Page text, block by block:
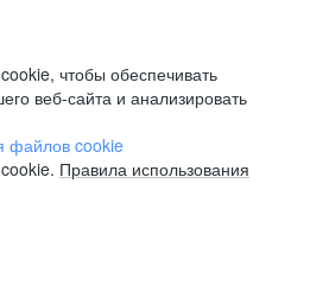
чтобы обеспечивать
веб-сайта и анализировать
файлов cookie
Правила использования